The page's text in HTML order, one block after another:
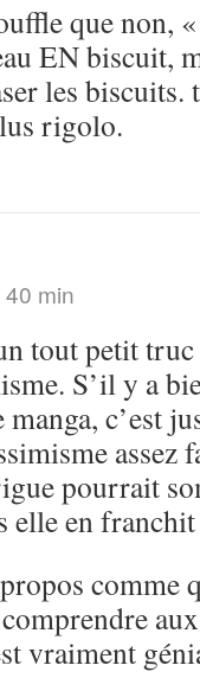
que non,
EN biscuit,
les biscuits.
rigolo.
min
tout petit truc
S’il y a
c’est
assez
pourrait
elle en
comme
vraiment